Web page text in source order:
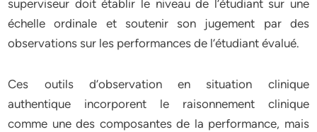
superviseur doit établir le niveau de l’étudiant sur une
échelle ordinale et soutenir son jugement par des
observations sur les performances de l’étudiant évalué.
Ces outils d’observation en situation clinique
authentique incorporent le raisonnement clinique
comme une des composantes de la performance, mais